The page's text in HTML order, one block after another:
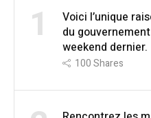
1
Voici l’unique
du
weekend dernier.
100Shares